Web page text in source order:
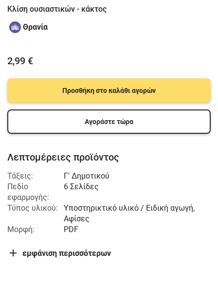
Κλίση ουσιαστικών - κάκτος
Θρανία
2,99 €
Προσθήκη στο καλάθι αγορών
Αγοράστε τώρα
Λεπτομέρειες προϊόντος
Τάξεις:
Γ' Δημοτικού
Πεδίο
εφαρμογής:
6 Σελίδες
Τύπος υλικού:
Υποστηρικτικό υλικό / Ειδική αγωγή,
Αφίσες
Μορφή:
PDF
εμφάνιση περισσότερων